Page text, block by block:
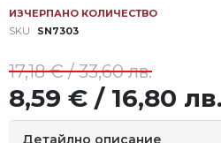
ИЗЧЕРПАНО КОЛИЧЕСТВО
SKU
SN7303
8,59 € / 16,80 лв.
17,18 € / 33,60 лв.
Детайлно описание